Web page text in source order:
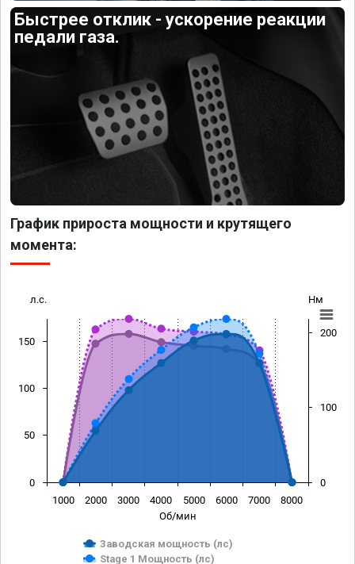
Быстрее отклик - ускорение реакции
педали газа.
График прироста мощности и крутящего
момента:
Об/мин
л.с. Нм
Заводская мощность (лс)
Stage 1 Мощность (лс)
1000 2000 3000 4000 5000 6000 7000 8000
0
50
100
150
0
100
200